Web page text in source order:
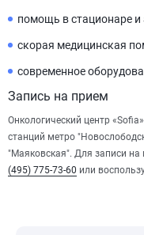
помощь в стационаре и
скорая медицинская
современное
Запись на прием
Онкологический центр
станций метро
"Маяковская". Для записи на
(495) 775-73-60 или